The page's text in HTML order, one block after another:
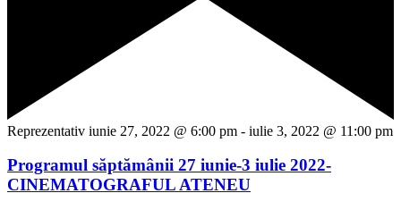
Reprezentativ iunie 27, 2022 @ 6:00 pm - iulie 3, 2022 @ 11:00 pm
Programul săptămânii 27 iunie-3 iulie 2022-
CINEMATOGRAFUL ATENEU